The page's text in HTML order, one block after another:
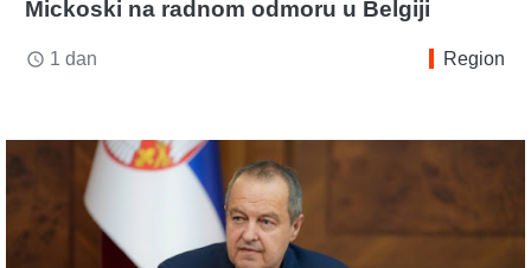
Mickoski na radnom odmoru u Belgiji
access_time 1 dan Region